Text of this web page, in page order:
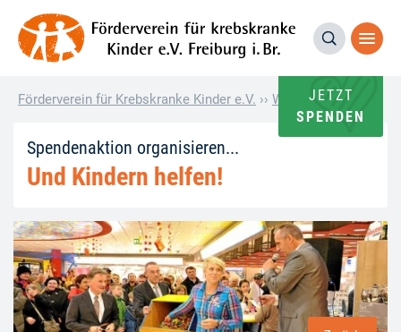
JETZT
SPENDEN
Förderverein für Krebskranke Kinder e.V. ›› Wie andere helfen
Spendenaktion organisieren...
Und Kindern helfen!